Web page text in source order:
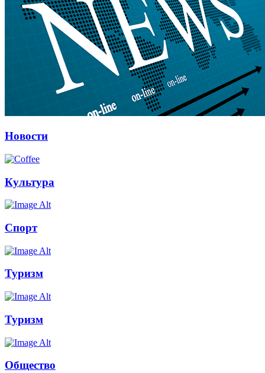
Новости
Культура
Спорт
Туризм
Туризм
Общество